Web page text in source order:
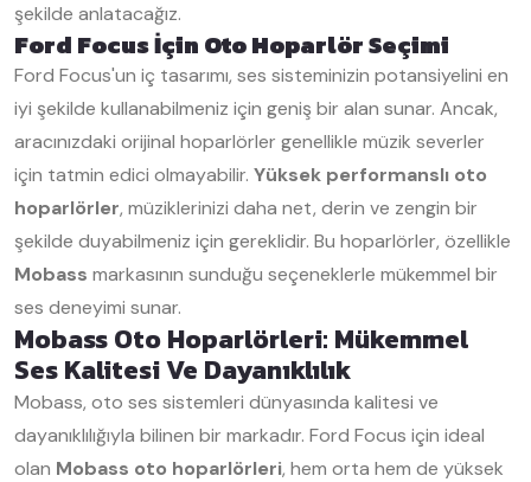
şekilde anlatacağız.
Ford Focus İçin Oto Hoparlör Seçimi
Ford Focus'un iç tasarımı, ses sisteminizin potansiyelini en
iyi şekilde kullanabilmeniz için geniş bir alan sunar. Ancak,
aracınızdaki orijinal hoparlörler genellikle müzik severler
için tatmin edici olmayabilir. Yüksek performanslı oto
hoparlörler, müziklerinizi daha net, derin ve zengin bir
şekilde duyabilmeniz için gereklidir. Bu hoparlörler, özellikle
Mobass markasının sunduğu seçeneklerle mükemmel bir
ses deneyimi sunar.
Mobass Oto Hoparlörleri: Mükemmel
Ses Kalitesi Ve Dayanıklılık
Mobass, oto ses sistemleri dünyasında kalitesi ve
dayanıklılığıyla bilinen bir markadır. Ford Focus için ideal
olan Mobass oto hoparlörleri, hem orta hem de yüksek